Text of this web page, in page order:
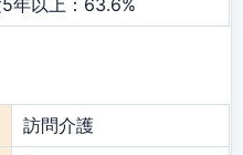
年以上：63.6%
訪問介護